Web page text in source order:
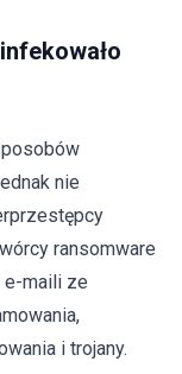
nie
ransomware
e-maili ze
i trojany.